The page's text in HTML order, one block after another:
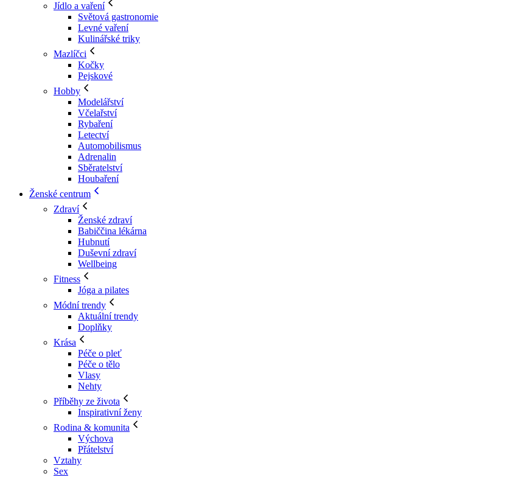
Jídlo a vaření
Světová gastronomie
Levné vaření
Kulinářské triky
Mazlíčci
Kočky
Pejskové
Hobby
Modelářství
Včelařství
Rybaření
Letectví
Automobilismus
Adrenalin
Sběratelství
Houbaření
Ženské centrum
Zdraví
Ženské zdraví
Babiččina lékárna
Hubnutí
Duševní zdraví
Wellbeing
Fitness
Jóga a pilates
Módní trendy
Aktuální trendy
Doplňky
Krása
Péče o pleť
Péče o tělo
Vlasy
Nehty
Příběhy ze života
Inspirativní ženy
Rodina & komunita
Výchova
Přátelství
Vztahy
Sex